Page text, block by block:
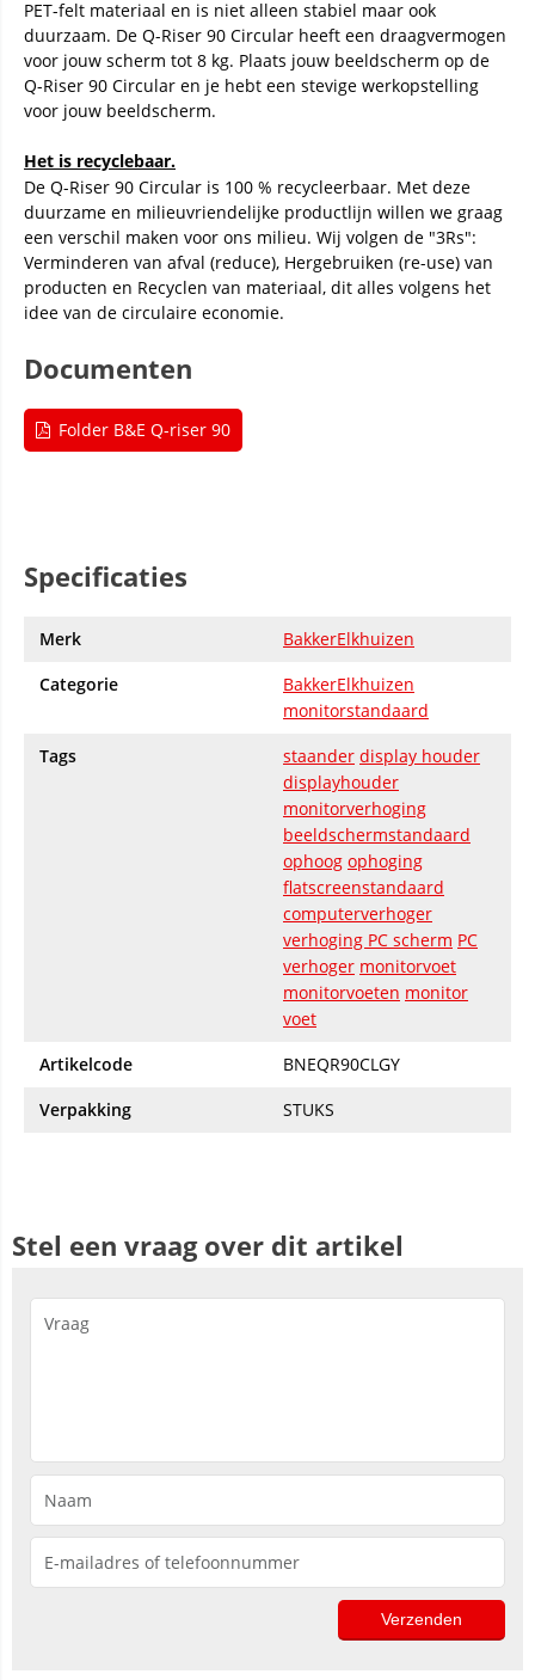
PET-felt materiaal en is niet alleen stabiel maar ook
duurzaam. De Q-Riser 90 Circular heeft een draagvermogen
voor jouw scherm tot 8 kg. Plaats jouw beeldscherm op de
Q-Riser 90 Circular en je hebt een stevige werkopstelling
voor jouw beeldscherm.
Het is recyclebaar.
De Q-Riser 90 Circular is 100 % recycleerbaar. Met deze
duurzame en milieuvriendelijke productlijn willen we graag
een verschil maken voor ons milieu. Wij volgen de "3Rs":
Verminderen van afval (reduce), Hergebruiken (re-use) van
producten en Recyclen van materiaal, dit alles volgens het
idee van de circulaire economie.
Documenten
Folder B&E Q-riser 90
Specificaties
Merk
BakkerElkhuizen
Categorie
BakkerElkhuizen
monitorstandaard
Tags
staander display houder
displayhouder
monitorverhoging
beeldschermstandaard
ophoog ophoging
flatscreenstandaard
computerverhoger
verhoging PC scherm PC
verhoger monitorvoet
monitorvoeten monitor
voet
Artikelcode
BNEQR90CLGY
Verpakking
STUKS
Stel een vraag over dit artikel